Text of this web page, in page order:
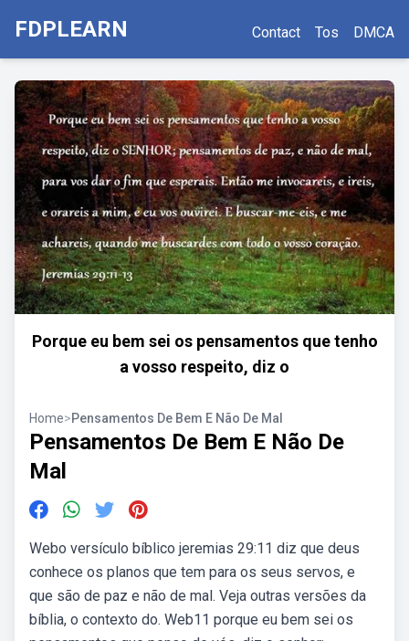
FDPLEARN Contact Tos DMCA
Porque eu bem sei os pensamentos que tenho
a vosso respeito, diz o
Home>Pensamentos De Bem E Não De Mal
Pensamentos De Bem E Não De
Mal
Webo versículo bíblico jeremias 29:11 diz que deus
conhece os planos que tem para os seus servos, e
que são de paz e não de mal. Veja outras versões da
bíblia, o contexto do. Web11 porque eu bem sei os